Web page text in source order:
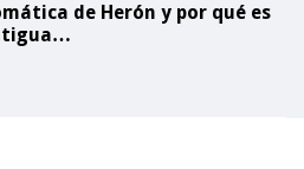
de Herón y por qué es